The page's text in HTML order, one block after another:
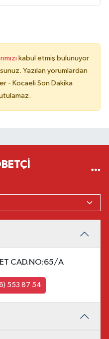
kabul etmiş bulunuyor
Yazılan yorumlardan
- Kocaeli Son Dakika
CAD.NO:65/A
553 87 54